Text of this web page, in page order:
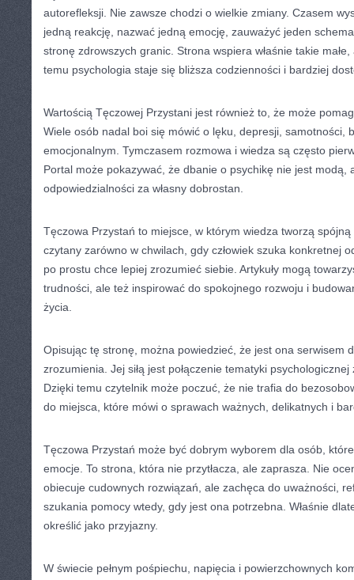
autorefleksji. Nie zawsze chodzi o wielkie zmiany. Czasem
jedną reakcję, nazwać jedną emocję, zauważyć jeden
stronę zdrowszych granic. Strona wspiera właśnie takie
temu psychologia staje się bliższa codzienności i bardziej
Wartością Tęczowej Przystani jest również to, że może
Wiele osób nadal boi się mówić o lęku, depresji, samotności,
emocjonalnym. Tymczasem rozmowa i wiedza są często
Portal może pokazywać, że dbanie o psychikę nie jest modą,
odpowiedzialności za własny dobrostan.
Tęczowa Przystań to miejsce, w którym wiedza tworzą spójną
czytany zarówno w chwilach, gdy człowiek szuka konkretnej
po prostu chce lepiej zrozumieć siebie. Artykuły mogą
trudności, ale też inspirować do spokojnego rozwoju i
życia.
Opisując tę stronę, można powiedzieć, że jest ona serwisem
zrozumienia. Jej siłą jest połączenie tematyki
Dzięki temu czytelnik może poczuć, że nie trafia do
do miejsca, które mówi o sprawach ważnych, delikatnych i
Tęczowa Przystań może być dobrym wyborem dla osób,
emocje. To strona, która nie przytłacza, ale zaprasza. Nie
obiecuje cudownych rozwiązań, ale zachęca do uważności,
szukania pomocy wtedy, gdy jest ona potrzebna. Właśnie
określić jako przyjazny.
W świecie pełnym pośpiechu, napięcia i powierzchownych